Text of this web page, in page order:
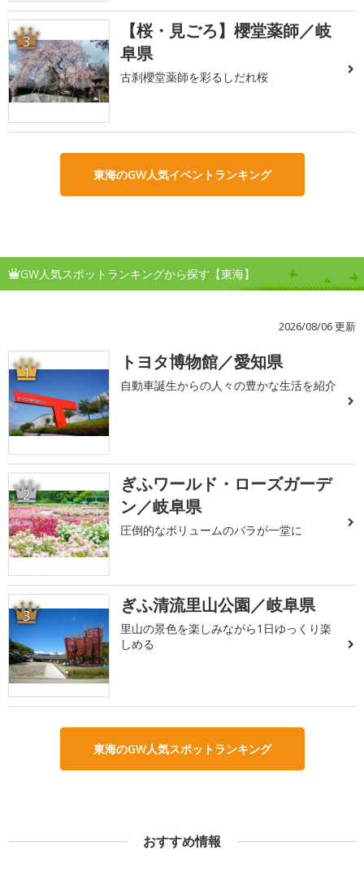
3
【桜・見ごろ】櫻堂薬師／岐
阜県
古刹櫻堂薬師を彩るしだれ桜
東海のGW人気イベントランキング
GW人気スポットランキングから探す【東海】
2026/08/06 更新
1 トヨタ博物館／愛知県
自動車誕生からの人々の豊かな生活を紹介
2
ぎふワールド・ローズガーデ
ン／岐阜県
圧倒的なボリュームのバラが一堂に
3 ぎふ清流里山公園／岐阜県
里山の景色を楽しみながら1日ゆっくり楽
しめる
東海のGW人気スポットランキング
おすすめ情報